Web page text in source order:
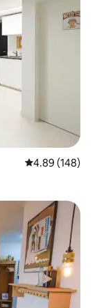
औसत रेटिंग 5 में से
4.89 (148)